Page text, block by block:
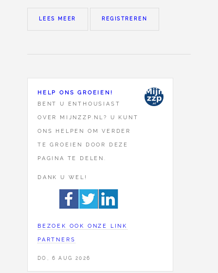
LEES MEER REGISTREREN
HELP ONS GROEIEN!
BENT U ENTHOUSIAST
OVER MIJNZZP.NL? U KUNT
ONS HELPEN OM VERDER
TE GROEIEN DOOR DEZE
PAGINA TE DELEN.
DANK U WEL!
BEZOEK OOK ONZE LINK
PARTNERS
DO, 6 AUG 2026